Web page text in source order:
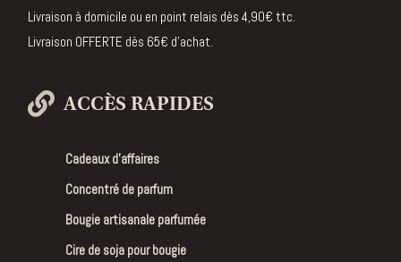
Livraison à domicile ou en point relais dès 4,90€ ttc.
Livraison OFFERTE dès 65€ d’achat.
ACCÈS RAPIDES
Cadeaux d’affaires
Concentré de parfum
Bougie artisanale parfumée
Cire de soja pour bougie